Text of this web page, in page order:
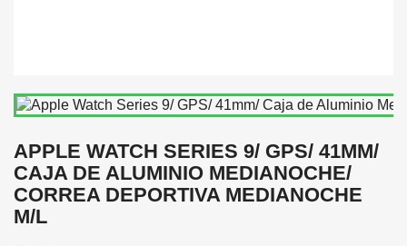
APPLE WATCH SERIES 9/ GPS/ 41MM/
CAJA DE ALUMINIO MEDIANOCHE/
CORREA DEPORTIVA MEDIANOCHE
M/L